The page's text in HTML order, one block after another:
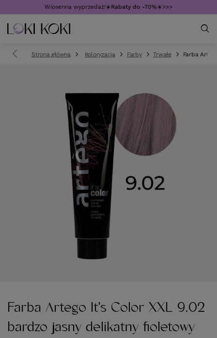
Wiosenna wyprzedaż!☀️Rabaty do -70%☀️>>>
Strona główna Koloryzacja Farby Trwałe Farba
Farba Artego It's Color XXL 9.02
bardzo jasny delikatny fioletowy